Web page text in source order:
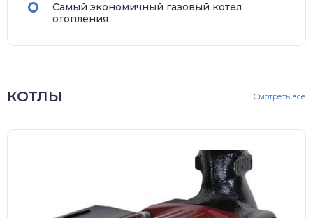
Самый экономичный газовый котел
отопления
КОТЛЫ Смотреть все